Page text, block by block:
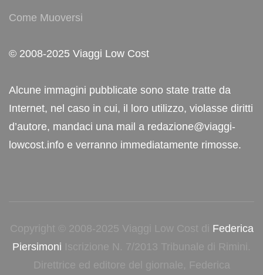
Come Muoversi
© 2008-2025 Viaggi Low Cost
Alcune immagini pubblicate sono state tratte da
Internet, nel caso in cui, il loro utilizzo, violasse diritti
d’autore, mandaci una mail a redazione@viaggi-
lowcost.info e verranno immediatamente rimosse.
Copyright © 2008-2025 Viaggi Low Cost di Federica
Piersimoni Iscrizione N. 7/2013 Tribunale di Rimini.
Direttrice ed editore del giornale, Federica